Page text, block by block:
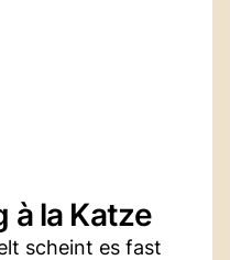
à la Katze
scheint es fast